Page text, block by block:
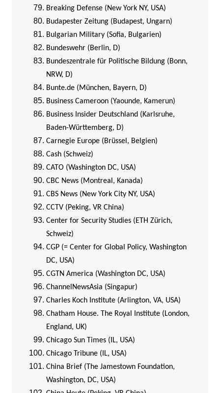
Breaking Defense (New York NY, USA)
Budapester Zeitung (Budapest, Ungarn)
Bulgarian Military (Sofia, Bulgarien)
Bundeswehr (Berlin, D)
Bundeszentrale für Politische Bildung (Bonn,
NRW, D)
Bunte.de (München, Bayern, D)
Business Cameroon (Yaounde, Kamerun)
Business Insider Deutschland (Karlsruhe,
Baden-Württemberg, D)
Carnegie Europe (Brüssel, Belgien)
Cash (Schweiz)
CATO (Washington DC, USA)
CBC News (Montreal, Kanada)
CBS News (New York City NY, USA)
CCTV (Peking, VR China)
Center for Security Studies (ETH Zürich,
Schweiz)
CGP (= Center for Global Policy, Washington
DC, USA)
CGTN America (Washington DC, USA)
ChannelNewsAsia (Singapur)
Charles Koch Institute (Arlington, VA, USA)
Chatham House. The Royal Institute (London,
England, UK)
Chicago Sun Times (IL, USA)
Chicago Tribune (IL, USA)
China Brief (The Jamestown Foundation,
Washington, DC, USA)